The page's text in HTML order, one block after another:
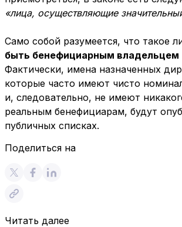
«лица, осуществляющие
Само собой разумеется, что такое
быть бенефициарным владельцем
Фактически, имена назначенных
которые часто имеют чисто
и, следовательно, не имеют
реальным бенефициарам, будут
публичных списках.
Поделиться на
Читать далее